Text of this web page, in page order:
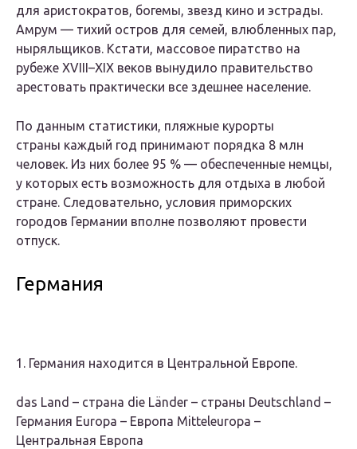
для аристократов, богемы, звезд кино и эстрады.
Амрум — тихий остров для семей, влюбленных пар,
ныряльщиков. Кстати, массовое пиратство на
рубеже XVIII–XIX веков вынудило правительство
арестовать практически все здешнее население.
По данным статистики, пляжные курорты
страны каждый год принимают порядка 8 млн
человек. Из них более 95 % — обеспеченные немцы,
у которых есть возможность для отдыха в любой
стране. Следовательно, условия приморских
городов Германии вполне позволяют провести
отпуск.
Германия
1. Германия находится в Центральной Европе.
das Land – страна die Länder – страны Deutschland –
Германия Europa – Европа Mitteleuropa –
Центральная Европа